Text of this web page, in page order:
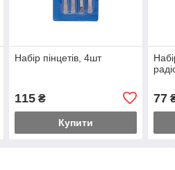
Набір пінцетів, 4шт
115₴
Купити
77